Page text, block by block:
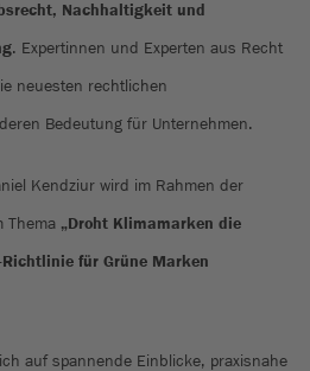
Nachhaltigkeit und
. Expertinnen und Experten aus Recht
neuesten rechtlichen
Bedeutung für Unternehmen.
Kendziur wird im Rahmen der
Thema „Droht Klimamarken die
Richtlinie für Grüne Marken
auf spannende Einblicke, praxisnahe